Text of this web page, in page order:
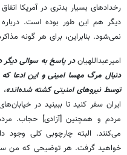
رخدادهای بسیار بدتری در آمریکا
دیگر هم این طور بوده است.
نمی‌شود. بنابراین، برای هر گونه
امیرعبداللهیاندر پاسخ به سوالی دیگر
توسط نیروهای امنیتی کشته شده‌اند»
ایران سفر کنید تا ببینید در
مردم و همچنین [آزادی] حجاب.
می‌کنند. البته چارچوبی کلی
خواهید گرفت. هر توضیحی که من